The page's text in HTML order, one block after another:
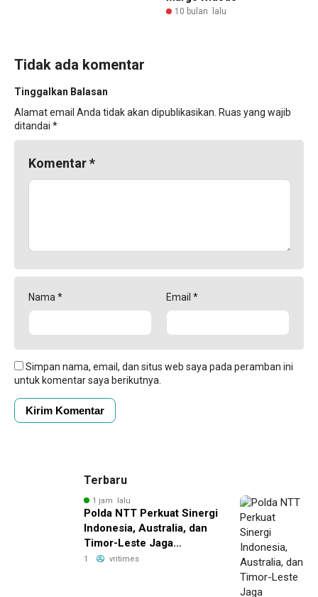
10 bulan lalu
Tidak ada komentar
Tinggalkan Balasan
Alamat email Anda tidak akan dipublikasikan. Ruas yang wajib
ditandai *
Komentar*
Nama * Email *
Simpan nama, email, dan situs web saya pada peramban ini
untuk komentar saya berikutnya.
Terbaru
1 jam lalu
Polda NTT Perkuat Sinergi
Indonesia, Australia, dan
Timor-Leste Jaga
Perbatasan
1 vritimes